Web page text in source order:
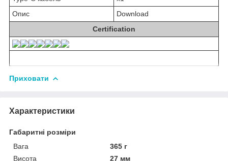
Опис
Download
Certification
Приховати
Характеристики
Габаритні розміри
Вага
365 г
Висота
27 мм